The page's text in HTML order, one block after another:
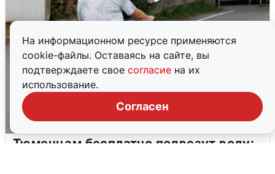
На информационном ресурсе применяются
cookie-файлы. Оставаясь на сайте, вы
подтверждаете свое согласие на их
использование.
Согласен
Тюменцам бесплатно подвезут воду: